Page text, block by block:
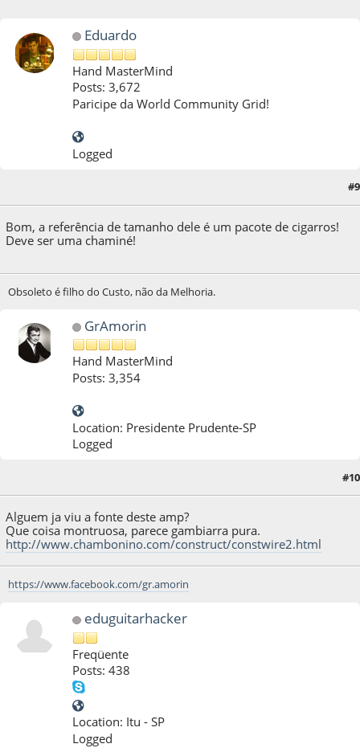
Eduardo
Hand MasterMind
Posts: 3,672
Paricipe da World Community Grid!
Logged
#9
Bom, a referência de tamanho dele é um pacote de cigarros!
Deve ser uma chaminé!
Obsoleto é filho do Custo, não da Melhoria.
GrAmorin
Hand MasterMind
Posts: 3,354
Location: Presidente Prudente-SP
Logged
#10
Alguem ja viu a fonte deste amp?
Que coisa montruosa, parece gambiarra pura.
http://www.chambonino.com/construct/constwire2.html
https://www.facebook.com/gr.amorin
eduguitarhacker
Freqüente
Posts: 438
Location: Itu - SP
Logged